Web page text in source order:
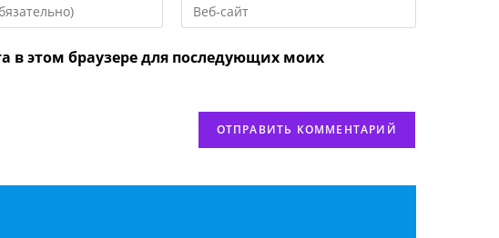
URL
веб-
в этом браузере для последующих моих